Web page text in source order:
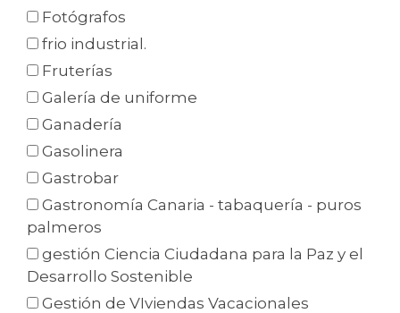
Fotógrafos
frio industrial.
Fruterías
Galería de uniforme
Ganadería
Gasolinera
Gastrobar
Gastronomía Canaria - tabaquería - puros
palmeros
gestión Ciencia Ciudadana para la Paz y el
Desarrollo Sostenible
Gestión de VIviendas Vacacionales